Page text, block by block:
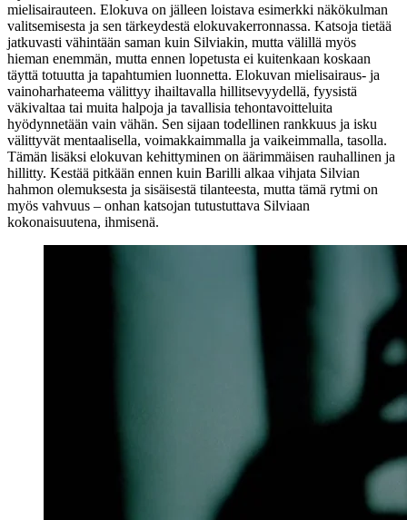
mielisairauteen. Elokuva on jälleen loistava esimerkki näkökulman
valitsemisesta ja sen tärkeydestä elokuvakerronnassa. Katsoja tietää
jatkuvasti vähintään saman kuin Silviakin, mutta välillä myös
hieman enemmän, mutta ennen lopetusta ei kuitenkaan koskaan
täyttä totuutta ja tapahtumien luonnetta. Elokuvan mielisairaus‑ ja
vainoharhateema välittyy ihailtavalla hillitsevyydellä, fyysistä
väkivaltaa tai muita halpoja ja tavallisia tehontavoitteluita
hyödynnetään vain vähän. Sen sijaan todellinen rankkuus ja isku
välittyvät mentaalisella, voimakkaimmalla ja vaikeimmalla, tasolla.
Tämän lisäksi elokuvan kehittyminen on äärimmäisen rauhallinen ja
hillitty. Kestää pitkään ennen kuin Barilli alkaa vihjata Silvian
hahmon olemuksesta ja sisäisestä tilanteesta, mutta tämä rytmi on
myös vahvuus – onhan katsojan tutustuttava Silviaan
kokonaisuutena, ihmisenä.